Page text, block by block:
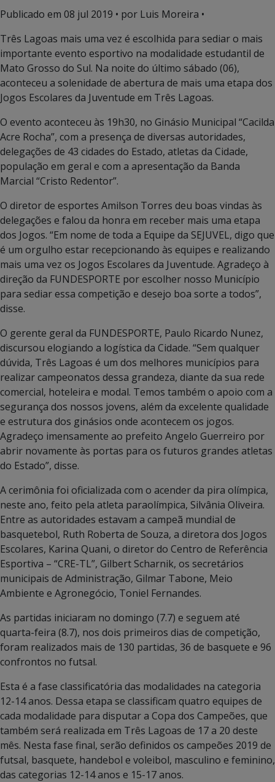
Publicado em 08 jul 2019 • por Luis Moreira •
Três Lagoas mais uma vez é escolhida para sediar o mais
importante evento esportivo na modalidade estudantil de
Mato Grosso do Sul. Na noite do último sábado (06),
aconteceu a solenidade de abertura de mais uma etapa dos
Jogos Escolares da Juventude em Três Lagoas.
O evento aconteceu às 19h30, no Ginásio Municipal “Cacilda
Acre Rocha”, com a presença de diversas autoridades,
delegações de 43 cidades do Estado, atletas da Cidade,
população em geral e com a apresentação da Banda
Marcial “Cristo Redentor”.
O diretor de esportes Amilson Torres deu boas vindas às
delegações e falou da honra em receber mais uma etapa
dos Jogos. “Em nome de toda a Equipe da SEJUVEL, digo que
é um orgulho estar recepcionando às equipes e realizando
mais uma vez os Jogos Escolares da Juventude. Agradeço à
direção da FUNDESPORTE por escolher nosso Município
para sediar essa competição e desejo boa sorte a todos”,
disse.
O gerente geral da FUNDESPORTE, Paulo Ricardo Nunez,
discursou elogiando a logística da Cidade. “Sem qualquer
dúvida, Três Lagoas é um dos melhores municípios para
realizar campeonatos dessa grandeza, diante da sua rede
comercial, hoteleira e modal. Temos também o apoio com a
segurança dos nossos jovens, além da excelente qualidade
e estrutura dos ginásios onde acontecem os jogos.
Agradeço imensamente ao prefeito Angelo Guerreiro por
abrir novamente às portas para os futuros grandes atletas
do Estado”, disse.
A cerimônia foi oficializada com o acender da pira olímpica,
neste ano, feito pela atleta paraolímpica, Silvânia Oliveira.
Entre as autoridades estavam a campeã mundial de
basquetebol, Ruth Roberta de Souza, a diretora dos Jogos
Escolares, Karina Quani, o diretor do Centro de Referência
Esportiva – “CRE-TL”, Gilbert Scharnik, os secretários
municipais de Administração, Gilmar Tabone, Meio
Ambiente e Agronegócio, Toniel Fernandes.
As partidas iniciaram no domingo (7.7) e seguem até
quarta-feira (8.7), nos dois primeiros dias de competição,
foram realizados mais de 130 partidas, 36 de basquete e 96
confrontos no futsal.
Esta é a fase classificatória das modalidades na categoria
12-14 anos. Dessa etapa se classificam quatro equipes de
cada modalidade para disputar a Copa dos Campeões, que
também será realizada em Três Lagoas de 17 a 20 deste
mês. Nesta fase final, serão definidos os campeões 2019 de
futsal, basquete, handebol e voleibol, masculino e feminino,
das categorias 12-14 anos e 15-17 anos.